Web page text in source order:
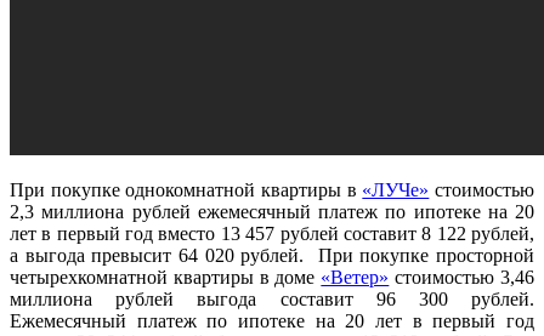
При покупке однокомнатной квартиры в «ЛУЧе» стоимостью
2,3 миллиона рублей ежемесячный платеж по ипотеке на 20
лет в первый год вместо 13 457 рублей составит 8 122 рублей,
а выгода превысит 64 020 рублей. При покупке просторной
четырехкомнатной квартиры в доме «Ветер» стоимостью 3,46
миллиона рублей выгода составит 96 300 рублей.
Ежемесячный платеж по ипотеке на 20 лет в первый год